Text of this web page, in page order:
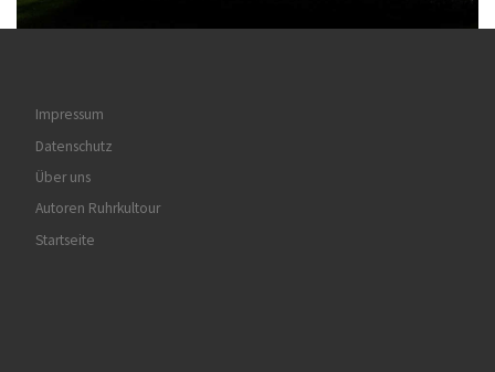
Impressum
Datenschutz
Über uns
Autoren Ruhrkultour
Startseite